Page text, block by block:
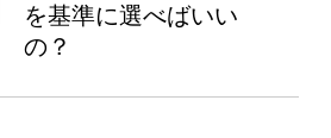
を基準に選べばいい
の？